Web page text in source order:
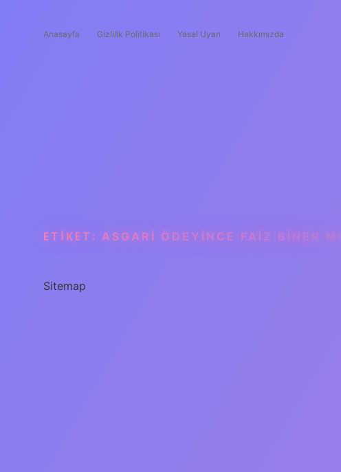
Anasayfa Gizlilik Politikası Yasal Uyarı Hakkımızda
ETIKET: ASGARI ÖDEYINCE FAIZ BINER MI
Sitemap